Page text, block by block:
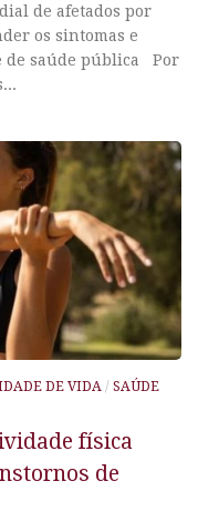
de afetados por
os sintomas e
de saúde pública Por
DE VIDA / SAÚDE
física
de